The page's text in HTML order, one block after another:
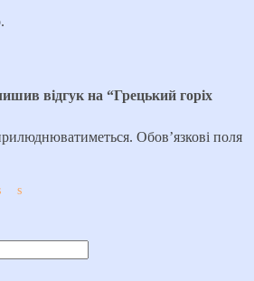
відгук на “Грецький горіх
Обов’язкові поля